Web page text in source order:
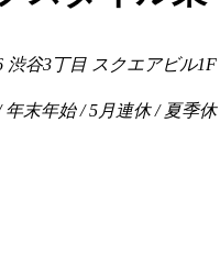
渋谷3丁目 スクエアビル1F
末年始 / 5月連休 / 夏季休